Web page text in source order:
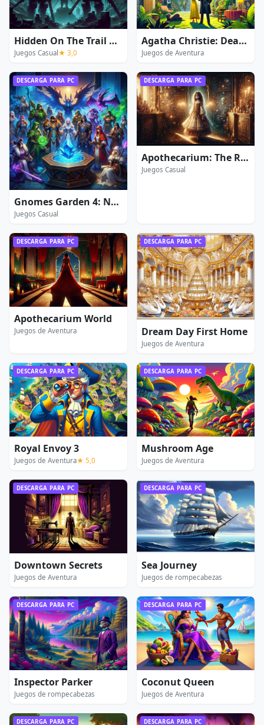
Hidden On The Trail Of The Ancients
Juegos Casual ★ 3,0
Agatha Christie: Dead Man's Folly
Juegos de Aventura
DESCARGA PARA PC
Gnomes Garden 4: New Home
Juegos Casual
DESCARGA PARA PC
Apothecarium: The Renaissance of Evil
Juegos Casual
DESCARGA PARA PC
Apothecarium World
Juegos de Aventura
DESCARGA PARA PC
Dream Day First Home
Juegos de Aventura
DESCARGA PARA PC
Royal Envoy 3
Juegos de Aventura★ 5,0
DESCARGA PARA PC
Mushroom Age
Juegos de Aventura
DESCARGA PARA PC
Downtown Secrets
Juegos de Aventura
DESCARGA PARA PC
Sea Journey
Juegos de rompecabezas
DESCARGA PARA PC
Inspector Parker
Juegos de rompecabezas
DESCARGA PARA PC
Coconut Queen
Juegos de Aventura
DESCARGA PARA PC DESCARGA PARA PC